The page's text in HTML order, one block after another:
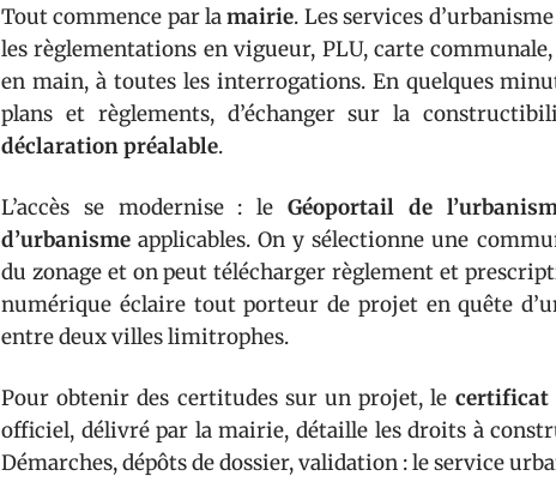
Tout commence par lamairie. Les services
les règlementations en vigueur, PLU, carte
en main, à toutes les interrogations. En quelques
plans et règlements, d’échanger sur la
déclaration préalable.
L’accès se modernise : leGéoportail de
d’urbanisme applicables. On y sélectionne une
du zonage et on peut télécharger règlement et
numérique éclaire tout porteur de projet en quête
entre deux villes limitrophes.
Pour obtenir des certitudes sur un projet, le certificat
officiel, délivré par la mairie, détaille les droits à
Démarches, dépôts de dossier, validation : le service